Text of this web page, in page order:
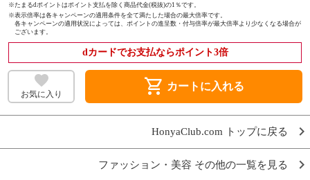
※たまるdポイントはポイント支払を除く商品代金(税抜)の1％です。
※表示倍率は各キャンペーンの適用条件を全て満たした場合の最大倍率です。
各キャンペーンの適用状況によっては、ポイントの進呈数・付与倍率が最大倍率より少なくなる場合が
ございます。
dカードでお支払ならポイント3倍
お気に入り shopping_cart カートに入れる
HonyaClub.com トップに戻る
ファッション・美容 その他の一覧を見る